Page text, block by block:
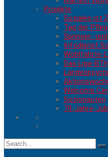
Projekte
Soziales ist
Tag der
Springer-
Infodienst
Wohlfahrts-
Das Liga-
Welcome
Sozionauten
70-Jahre-
Search
for: